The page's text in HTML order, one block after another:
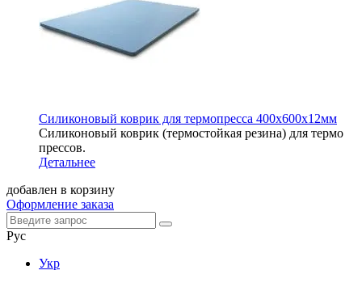
Силиконовый коврик для термопресса 400х600х12мм
Силиконовый коврик (термостойкая резина) для термо
прессов.
Детальнее
добавлен в корзину
Оформление заказа
Рус
Укр